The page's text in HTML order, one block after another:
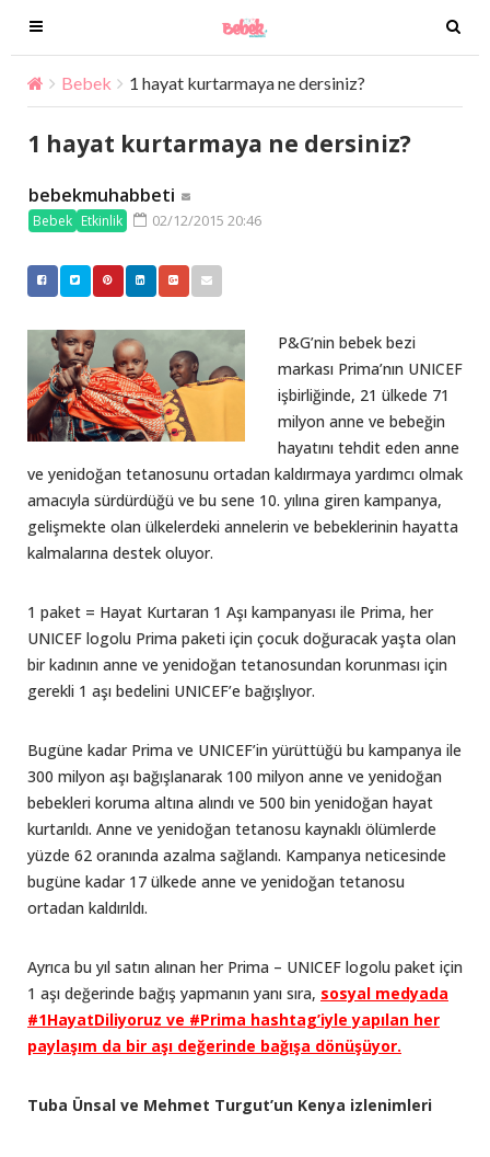
T
o
g
g
e
n
a
v
i
o
n
T
o
g
i
o
Bebek 1 hayat kurtarmaya ne dersiniz?
1 hayat kurtarmaya ne dersiniz?
bebekmuhabbeti
Bebek Etkinlik 02/12/2015 20:46
P&G’nin bebek bezi
markası Prima’nın UNICEF
işbirliğinde, 21 ülkede 71
milyon anne ve bebeğin
hayatını tehdit eden anne
ve yenidoğan tetanosunu ortadan kaldırmaya yardımcı olmak
amacıyla sürdürdüğü ve bu sene 10. yılına giren kampanya,
gelişmekte olan ülkelerdeki annelerin ve bebeklerinin hayatta
kalmalarına destek oluyor.
1 paket = Hayat Kurtaran 1 Aşı kampanyası ile Prima, her
UNICEF logolu Prima paketi için çocuk doğuracak yaşta olan
bir kadının anne ve yenidoğan tetanosundan korunması için
gerekli 1 aşı bedelini UNICEF’e bağışlıyor.
Bugüne kadar Prima ve UNICEF’in yürüttüğü bu kampanya ile
300 milyon aşı bağışlanarak 100 milyon anne ve yenidoğan
bebekleri koruma altına alındı ve 500 bin yenidoğan hayat
kurtarıldı. Anne ve yenidoğan tetanosu kaynaklı ölümlerde
yüzde 62 oranında azalma sağlandı. Kampanya neticesinde
bugüne kadar 17 ülkede anne ve yenidoğan tetanosu
ortadan kaldırıldı.
Ayrıca bu yıl satın alınan her Prima – UNICEF logolu paket için
1 aşı değerinde bağış yapmanın yanı sıra, sosyal medyada
#1HayatDiliyoruz ve #Prima hashtag’iyle yapılan her
paylaşım da bir aşı değerinde bağışa dönüşüyor.
Tuba Ünsal ve Mehmet Turgut’un Kenya izlenimleri